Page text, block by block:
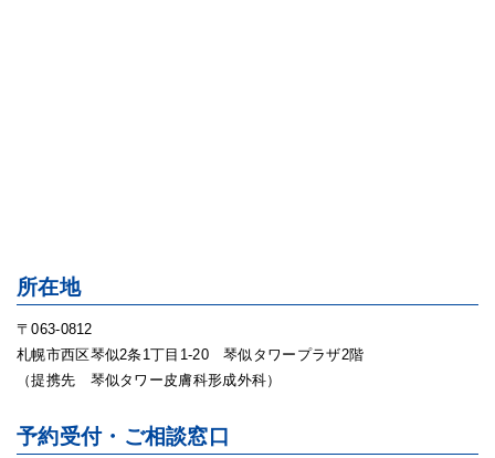
所在地
〒063-0812
札幌市西区琴似2条1丁目1-20 琴似タワープラザ2階
（提携先 琴似タワー皮膚科形成外科）
予約受付・ご相談窓口